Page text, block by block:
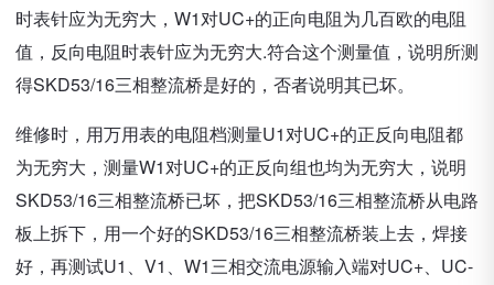
时表针应为无穷大，W1对UC+的正向电阻为几百欧的电阻
值，反向电阻时表针应为无穷大.符合这个测量值，说明所测
得SKD53/16三相整流桥是好的，否者说明其已坏。
维修时，用万用表的电阻档测量U1对UC+的正反向电阻都
为无穷大，测量W1对UC+的正反向组也均为无穷大，说明
SKD53/16三相整流桥已坏，把SKD53/16三相整流桥从电路
板上拆下，用一个好的SKD53/16三相整流桥装上去，焊接
好，再测试U1、V1、W1三相交流电源输入端对UC+、UC-